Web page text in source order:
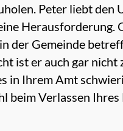
Peter liebt den
Herausforderung.
der Gemeinde
ist er auch gar
in Ihrem Amt
beim Verlassen